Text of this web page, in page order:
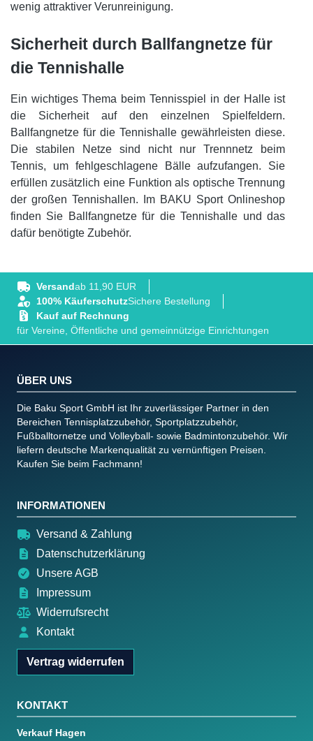
wenig attraktiver Verunreinigung.
Sicherheit durch Ballfangnetze für
die Tennishalle
Ein wichtiges Thema beim Tennisspiel in der Halle ist
die Sicherheit auf den einzelnen Spielfeldern.
Ballfangnetze für die Tennishalle gewährleisten diese.
Die stabilen Netze sind nicht nur Trennnetz beim
Tennis, um fehlgeschlagene Bälle aufzufangen. Sie
erfüllen zusätzlich eine Funktion als optische Trennung
der großen Tennishallen. Im BAKU Sport Onlineshop
finden Sie Ballfangnetze für die Tennishalle und das
dafür benötigte Zubehör.
Versandab 11,90 EUR
100% KäuferschutzSichere Bestellung
Kauf auf Rechnung
für Vereine, Öffentliche und gemeinnützige Einrichtungen
ÜBER UNS
Die Baku Sport GmbH ist Ihr zuverlässiger Partner in den
Bereichen Tennisplatzzubehör, Sportplatzzubehör,
Fußballtornetze und Volleyball- sowie Badmintonzubehör. Wir
liefern deutsche Markenqualität zu vernünftigen Preisen.
Kaufen Sie beim Fachmann!
INFORMATIONEN
Versand & Zahlung
Datenschutzerklärung
Unsere AGB
Impressum
Widerrufsrecht
Kontakt
Vertrag widerrufen
KONTAKT
Verkauf Hagen